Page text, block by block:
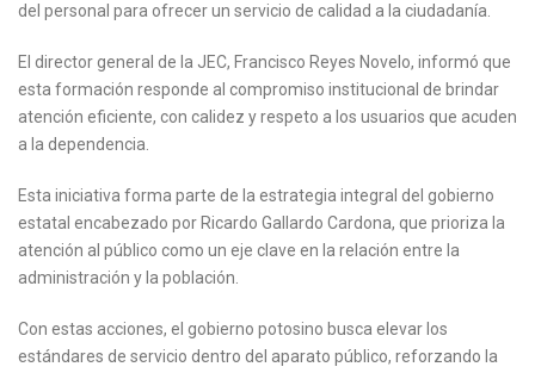
del personal para ofrecer un servicio de calidad a la ciudadanía.
El director general de la JEC, Francisco Reyes Novelo, informó que
esta formación responde al compromiso institucional de brindar
atención eficiente, con calidez y respeto a los usuarios que acuden
a la dependencia.
Esta iniciativa forma parte de la estrategia integral del gobierno
estatal encabezado por Ricardo Gallardo Cardona, que prioriza la
atención al público como un eje clave en la relación entre la
administración y la población.
Con estas acciones, el gobierno potosino busca elevar los
estándares de servicio dentro del aparato público, reforzando la